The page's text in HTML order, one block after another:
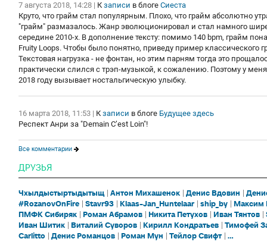
7 августа 2018, 14:28 | К записи в блоге Сиеста
Круто, что грайм стал популярным. Плохо, что грайм абсолютно
"грайм" размазалось. Жанр эволюционировал и стал намного
середине 2010-х. В дополнение тексту: помимо 140 bpm, грайм
Fruity Loops. Чтобы было понятно, приведу пример классического
Текстовая нагрузка - не фонтан, но этим парням тогда это
практически слился с трэп-музыкой, к сожалению. Поэтому у
2018 году вызывает ностальгическую улыбку.
16 марта 2018, 11:53 | К записи в блоге Будущее здесь
Респект Анри за "Demain C’est Loin"!
Все комментарии
ДРУЗЬЯ
Чхылдыстыртыдытыщ Антон Михашенок Денис Вдовин
#RozanovOnFire Stavr93 Klaas-Jan_Huntelaar ship_by Максим
ПМФК Сибиряк Роман Абрамов Никита Петухов Иван Тянтов
Иван Шитик Виталий Суворов Кирилл Кондратьев Тимофей
Carlitto Денис Романцов Роман Мун Тейлор Свифт ...